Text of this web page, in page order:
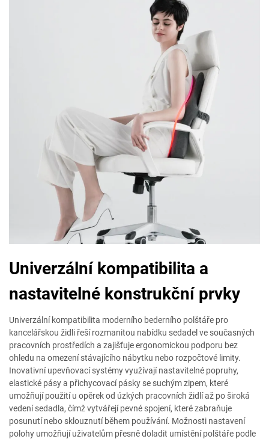
Univerzální kompatibilita a
nastavitelné konstrukční prvky
Univerzální kompatibilita moderního bederního polštáře pro
kancelářskou židli řeší rozmanitou nabídku sedadel ve současných
pracovních prostředích a zajišťuje ergonomickou podporu bez
ohledu na omezení stávajícího nábytku nebo rozpočtové limity.
Inovativní upevňovací systémy využívají nastavitelné popruhy,
elastické pásy a přichycovací pásky se suchým zipem, které
umožňují použití u opěrek od úzkých pracovních židlí až po široká
vedení sedadla, čímž vytvářejí pevné spojení, které zabraňuje
posunutí nebo sklouznutí během používání. Možnosti nastavení
polohy umožňují uživatelům přesně doladit umístění polštáře podle